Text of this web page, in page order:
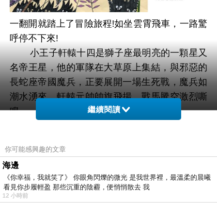
一翻開就踏上了冒險旅程!如坐雲霄飛車，一路驚
呼停不下來!
小王子軒轅十四是獅子座最明亮的一顆星又
名帝王星，他的軍隊在大草原上集結，與邪惡的
長蛇座帝國魔兵，正要展開一場生死戰，魔兵如
潮水湧來，軒轅元帥帥旗飛揚，戰馬騰空激烈嘶
鳴…
父親問牠們在幹嘛？作者回答舞龍，又見螞蟻抬
起一粒飯粒，父親問牠們在舞獅？作者答在抗
議，父親問何以知道？作者答看表情，作者至今
仍難忘父親當年複雜表情。哈....
繼續閱讀
你可能感興趣的文章
海邊
《你幸福，我就笑了》 你眼角閃爍的微光 是我世界裡，最溫柔的晨曦
看見你步履輕盈 那些沉重的陰霾，便悄悄散去 我
12 小時前